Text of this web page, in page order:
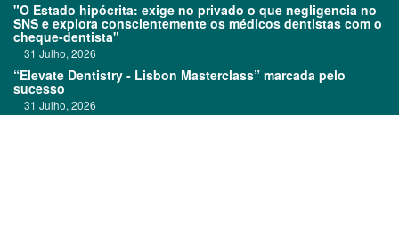
"O Estado hipócrita: exige no privado o que negligencia no
SNS e explora conscientemente os médicos dentistas com o
cheque-dentista"
31 Julho, 2026
“Elevate Dentistry - Lisbon Masterclass” marcada pelo
sucesso
31 Julho, 2026